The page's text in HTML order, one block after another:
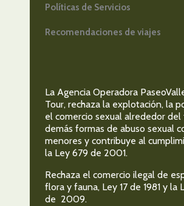
Políticas de Servicios
Recomendaciones de viajes
La Agencia Operadora
Tour, rechaza la explotación, la
el comercio sexual alrededor del
demás formas de abuso sexual
menores y contribuye al
la Ley 679 de 2001.
Rechaza el comercio ilegal de
flora y fauna, Ley 17 de 1981 y la
de 2009.